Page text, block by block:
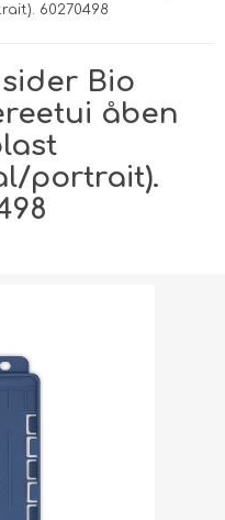
60270498
Bio
åben
portrait).